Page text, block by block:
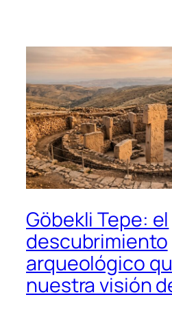
Göbekli Tepe: el
descubrimiento
arqueológico
nuestra visión